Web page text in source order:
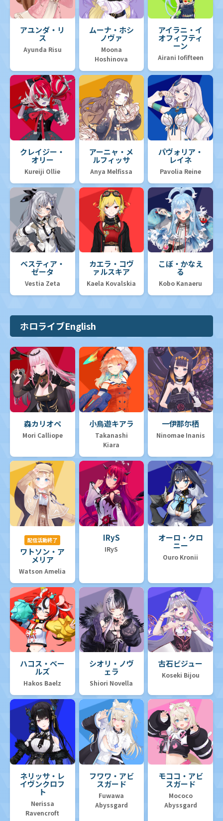
アユンダ・リ
ス
Ayunda Risu
ムーナ・ホシ
ノヴァ
Moona
Hoshinova
アイラニ・イ
オフィフティ
ーン
Airani Iofifteen
クレイジー・
オリー
Kureiji Ollie
アーニャ・メ
ルフィッサ
Anya Melfissa
パヴォリア・
レイネ
Pavolia Reine
ベスティア・
ゼータ
Vestia Zeta
カエラ・コヴ
ァルスキア
Kaela Kovalskia
こぼ・かなえ
る
Kobo Kanaeru
ホロライブEnglish
森カリオペ
Mori Calliope
小鳥遊キアラ
Takanashi
Kiara
一伊那尓栖
Ninomae Inanis
配信活動終了
ワトソン・ア
メリア
Watson Amelia
IRyS
IRyS
オーロ・クロ
ニー
Ouro Kronii
ハコス・ベー
ルズ
Hakos Baelz
シオリ・ノヴ
ェラ
Shiori Novella
古石ビジュー
Koseki Bijou
ネリッサ・レ
イヴンクロフ
ト
Nerissa
Ravencroft
フワワ・アビ
スガード
Fuwawa
Abyssgard
モココ・アビ
スガード
Mococo
Abyssgard